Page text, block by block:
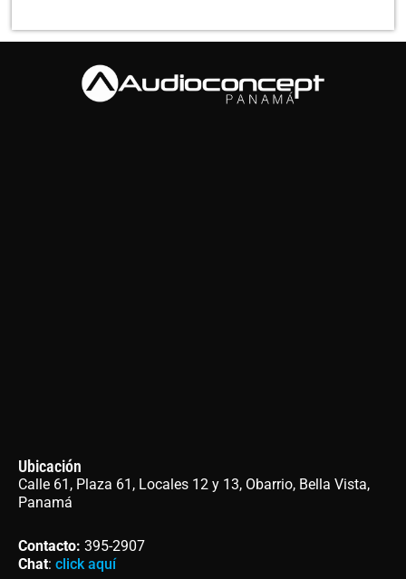
Ubicación
Calle 61, Plaza 61, Locales 12 y 13, Obarrio, Bella Vista,
Panamá
Contacto: 395-2907
Chat: click aquí